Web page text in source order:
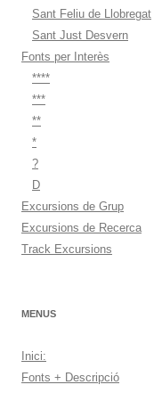
Sant Feliu de Llobregat
Sant Just Desvern
Fonts per Interès
****
***
**
*
?
D
Excursions de Grup
Excursions de Recerca
Track Excursions
MENUS
Inici:
Fonts + Descripció